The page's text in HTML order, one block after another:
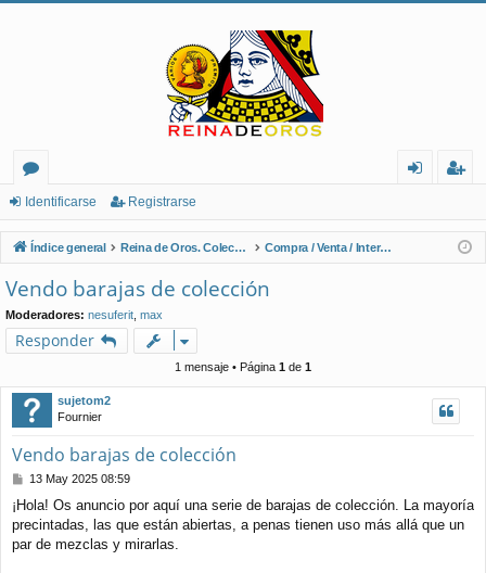
or
os
nt
ifi
ist
ra
Identificarse Registrarse
Índice general Reina de Oros. Coleccionistas de Naipes. Compra / Venta / Intercambio
Vendo barajas de colección
Moderadores: nesuferit max
Responder
1 mensaje • Página 1 de 1
sujetom2
Fournier
Vendo barajas de colección
M
n
s
a
13 May 2025 08:59
¡Hola! Os anuncio por aquí una serie de barajas de colección. La mayoría
precintadas, las que están abiertas, a penas tienen uso más allá que un
par de mezclas y mirarlas.